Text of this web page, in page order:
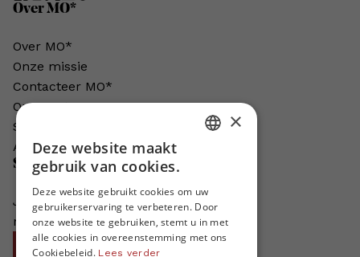
Over MO*
Over MO*
Onze missie
Contacteer MO*
Onze auteurs
Schrijven voor MO*?
Adverteren in MO*
Steun MO*
Je helpt ons groeien. MO* bestaat
niet zonder jouw steun!
ENGLISH
×
Deze website maakt
gebruik van cookies.
Deze website gebruikt cookies om uw
gebruikerservaring te verbeteren. Door
onze website te gebruiken, stemt u in met
alle cookies in overeenstemming met ons
Cookiebeleid. Lees verder